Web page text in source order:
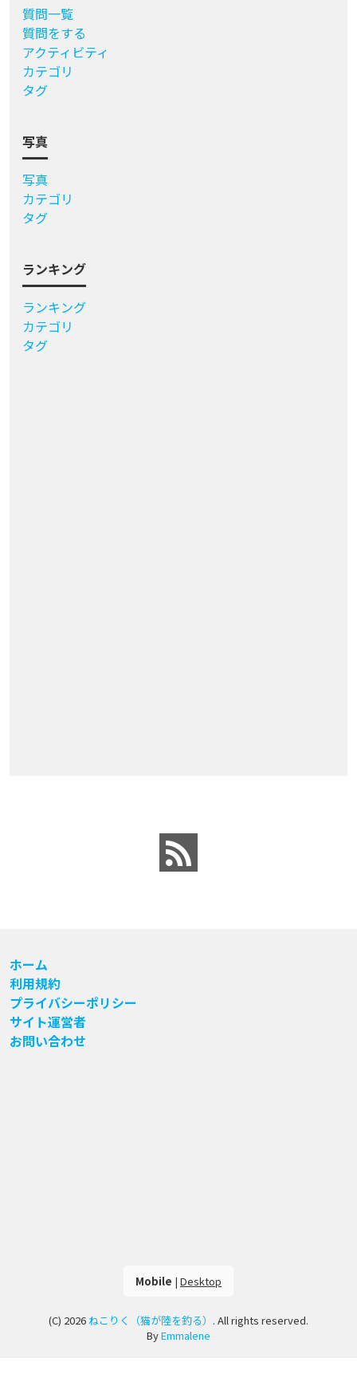
質問一覧
質問をする
アクティビティ
カテゴリ
タグ
写真
写真
カテゴリ
タグ
ランキング
ランキング
カテゴリ
タグ
ホーム
利用規約
プライバシーポリシー
サイト運営者
お問い合わせ
Mobile | Desktop
(C) 2026ねこりく（猫が陸を釣る） . All rights reserved.
ByEmmalene